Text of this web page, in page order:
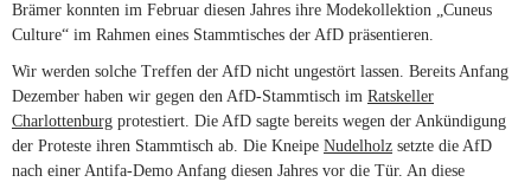
Brämer konnten im Februar diesen Jahres ihre Modekollektion „Cuneus
Culture“ im Rahmen eines Stammtisches der AfD präsentieren.
Wir werden solche Treffen der AfD nicht ungestört lassen. Bereits Anfang
Dezember haben wir gegen den AfD-Stammtisch im Ratskeller
Charlottenburg protestiert. Die AfD sagte bereits wegen der Ankündigung
der Proteste ihren Stammtisch ab. Die Kneipe Nudelholz setzte die AfD
nach einer Antifa-Demo Anfang diesen Jahres vor die Tür. An diese